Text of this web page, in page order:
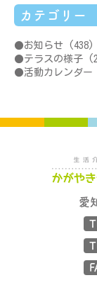
カテゴリー
お知らせ (438)
テラスの様子
活動カレンダー
愛